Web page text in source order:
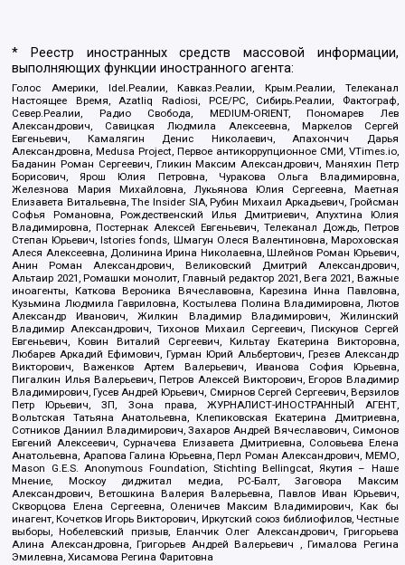
* Реестр иностранных средств массовой информации,
выполняющих функции иностранного агента:
Голос Америки, Idel.Реалии, Кавказ.Реалии, Крым.Реалии, Телеканал
Настоящее Время, Azatliq Radiosi, PCE/PC, Сибирь.Реалии, Фактограф,
Север.Реалии, Радио Свобода, MEDIUM-ORIENT, Пономарев Лев
Александрович, Савицкая Людмила Алексеевна, Маркелов Сергей
Евгеньевич, Камалягин Денис Николаевич, Апахончич Дарья
Александровна, Medusa Project, Первое антикоррупционное СМИ, VTimes.io,
Баданин Роман Сергеевич, Гликин Максим Александрович, Маняхин Петр
Борисович, Ярош Юлия Петровна, Чуракова Ольга Владимировна,
Железнова Мария Михайловна, Лукьянова Юлия Сергеевна, Маетная
Елизавета Витальевна, The Insider SIA, Рубин Михаил Аркадьевич, Гройсман
Софья Романовна, Рождественский Илья Дмитриевич, Апухтина Юлия
Владимировна, Постернак Алексей Евгеньевич, Телеканал Дождь, Петров
Степан Юрьевич, Istories fonds, Шмагун Олеся Валентиновна, Мароховская
Алеся Алексеевна, Долинина Ирина Николаевна, Шлейнов Роман Юрьевич,
Анин Роман Александрович, Великовский Дмитрий Александрович,
Альтаир 2021, Ромашки монолит, Главный редактор 2021, Вега 2021, Важные
иноагенты, Каткова Вероника Вячеславовна, Карезина Инна Павловна,
Кузьмина Людмила Гавриловна, Костылева Полина Владимировна, Лютов
Александр Иванович, Жилкин Владимир Владимирович, Жилинский
Владимир Александрович, Тихонов Михаил Сергеевич, Пискунов Сергей
Евгеньевич, Ковин Виталий Сергеевич, Кильтау Екатерина Викторовна,
Любарев Аркадий Ефимович, Гурман Юрий Альбертович, Грезев Александр
Викторович, Важенков Артем Валерьевич, Иванова София Юрьевна,
Пигалкин Илья Валерьевич, Петров Алексей Викторович, Егоров Владимир
Владимирович, Гусев Андрей Юрьевич, Смирнов Сергей Сергеевич, Верзилов
Петр Юрьевич, ЗП, Зона права, ЖУРНАЛИСТ-ИНОСТРАННЫЙ АГЕНТ,
Вольтская Татьяна Анатольевна, Клепиковская Екатерина Дмитриевна,
Сотников Даниил Владимирович, Захаров Андрей Вячеславович, Симонов
Евгений Алексеевич, Сурначева Елизавета Дмитриевна, Соловьева Елена
Анатольевна, Арапова Галина Юрьевна, Перл Роман Александрович, МЕМО,
Mason G.E.S. Anonymous Foundation, Stichting Bellingcat, Якутия – Наше
Мнение, Москоу диджитал медиа, РС-Балт, Заговора Максим
Александрович, Ветошкина Валерия Валерьевна, Павлов Иван Юрьевич,
Скворцова Елена Сергеевна, Оленичев Максим Владимирович, Как бы
инагент, Кочетков Игорь Викторович, Иркутский союз библиофилов, Честные
выборы, Нобелевский призыв, Еланчик Олег Александрович, Григорьева
Алина Александровна, Григорьев Андрей Валерьевич , Гималова Регина
Эмилевна, Хисамова Регина Фаритовна